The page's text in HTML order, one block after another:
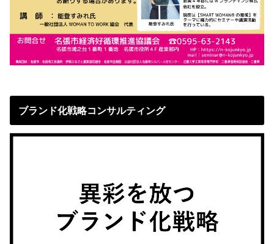
ブランド化戦略コンサルティング